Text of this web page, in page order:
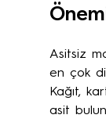
Asitsiz
en çok
Kağıt,
asit